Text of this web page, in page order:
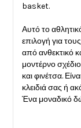
basket.
Αυτό το
επιλογή για
από ανθεκτικό
μοντέρνο
και φινέτσα.
κλειδιά σας ή
Ένα μοναδικό